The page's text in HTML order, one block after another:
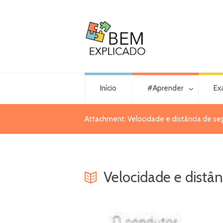
Início #Aprender
Attachment: Velocidade e distância de
Velocidade e